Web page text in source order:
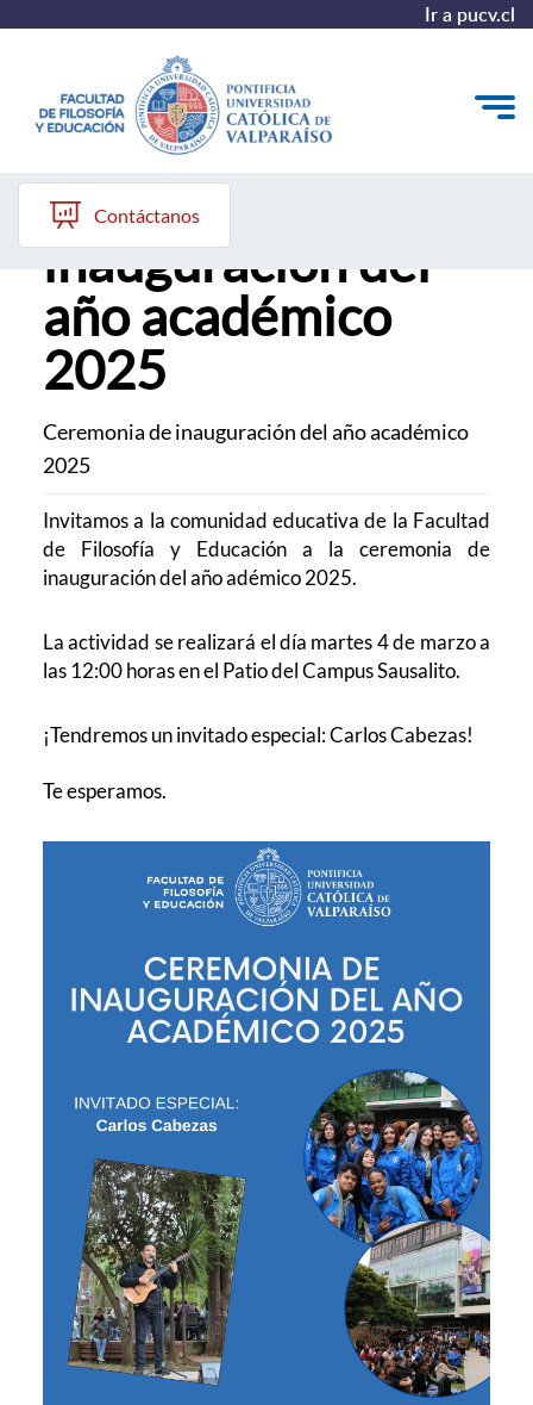
Ir a pucv.cl
Quiénes somos
Líneas de trabajo 2025-2028
Historia
Proyecto Conocimientos 2030
Contáctanos
Ceremonia de
inauguración del
año académico
2025
Ceremonia de inauguración del año académico
2025
Invitamos a la comunidad educativa de la Facultad
de Filosofía y Educación a la ceremonia de
inauguración del año adémico 2025.
La actividad se realizará el día martes 4 de marzo a
las12:00 horas en el Patio del Campus Sausalito.
¡Tendremos un invitado especial: Carlos Cabezas!
Te esperamos.